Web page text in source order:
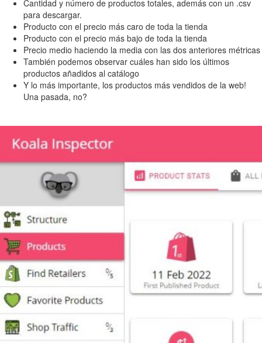
Cantidad y número de productos totales, además con un .csv
para descargar.
Producto con el precio más caro de toda la tienda
Producto con el precio más bajo de toda la tienda
Precio medio haciendo la media con las dos anteriores métricas
También podemos observar cuáles han sido los últimos
productos añadidos al catálogo
Y lo más importante, los productos más vendidos de la web!
Una pasada, no?